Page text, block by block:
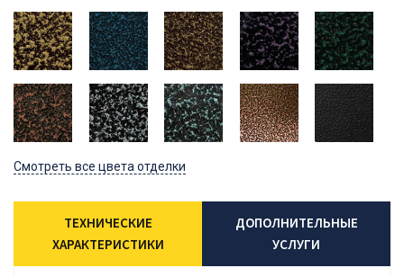
Смотреть все цвета отделки
ТЕХНИЧЕСКИЕ
ХАРАКТЕРИСТИКИ
ДОПОЛНИТЕЛЬНЫЕ
УСЛУГИ